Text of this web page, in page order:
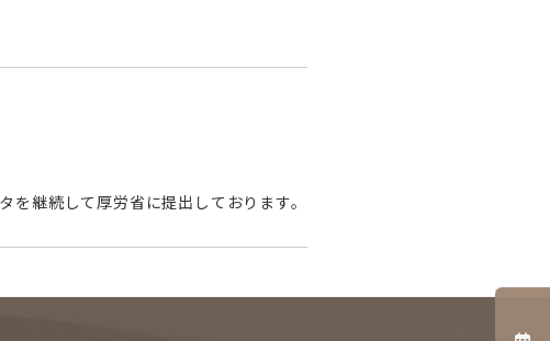
継続して厚労省に提出しております。